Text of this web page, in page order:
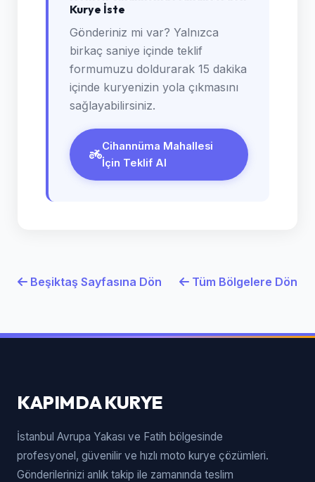
Kurye İste
Gönderiniz mi var? Yalnızca
birkaç saniye içinde teklif
formumuzu doldurarak 15 dakika
içinde kuryenizin yola çıkmasını
sağlayabilirsiniz.
Cihannüma Mahallesi
İçin Teklif Al
Beşiktaş Sayfasına Dön Tüm Bölgelere Dön
KAPIMDA KURYE
İstanbul Avrupa Yakası ve Fatih bölgesinde
profesyonel, güvenilir ve hızlı moto kurye çözümleri.
Gönderilerinizi anlık takip ile zamanında teslim